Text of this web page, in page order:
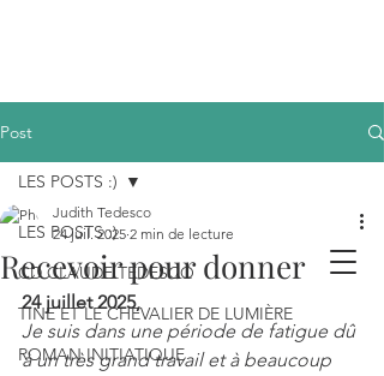
Post
LES POSTS :)
CD CLAUDE TEDESCO
TINE ET LE CHEVALIER DE LUMIÈRE
ROMAN INITIATIQUE
LES POSTS :)
Recevoir pour donner
Judith Tedesco
24 juil. 2025 2 min de lecture
24 juillet 2025,
Je suis dans une période de fatigue dû
à un très grand travail et à beaucoup